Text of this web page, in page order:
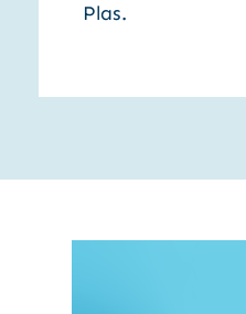
Plas.